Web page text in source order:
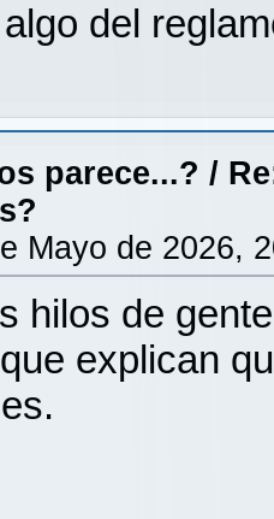
del
parece...? /
Mayo de 2026,
hilos de
explican